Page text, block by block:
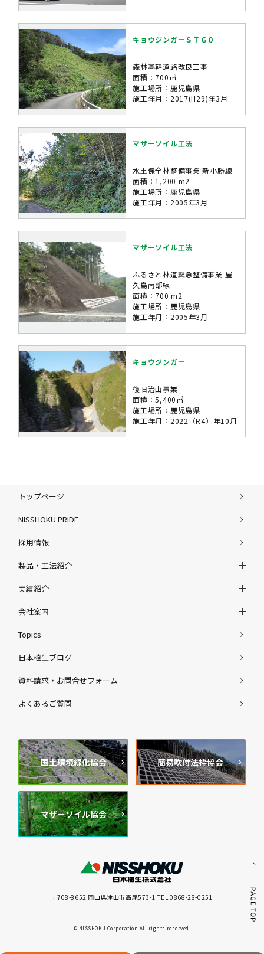
キョウジンガーＳＴ６０
森林基幹道路改良工事
面積：700㎡
施工場所：鹿児島県
施工年月：2017(H29)年3月
マザーソイル工法
水土保全林整備事業 新小勝線
面積：1,200 m2
施工場所：鹿児島県
施工年月：2005年3月
マザーソイル工法
ふるさと林道緊急整備事業 屋
久島南部線
面積：700 m2
施工場所：鹿児島県
施工年月：2005年3月
キョウジンガー
復旧治山事業
面積：5,400㎡
施工場所：鹿児島県
施工年月：2022（R4）年10月
トップページ
NISSHOKU PRIDE
採用情報
製品・工法紹介
実績紹介
会社案内
Topics
日本植生ブログ
資料請求・お問合せフォーム
よくあるご質問
国土環境緑化協会 簡易吹付法枠協会
マザーソイル協会
〒708-8652 岡山県津山市高尾573-1 TEL 0868-28-0251
© NISSHOKU Corporation All rights reserved.